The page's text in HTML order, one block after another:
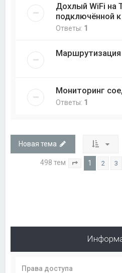
Дохлый WiFi на
подключённой к
Ответы: 1
Маршрутизация
Мониторинг
Ответы: 1
Новая тема
498 тем Страница из
1 2 3
Права доступа